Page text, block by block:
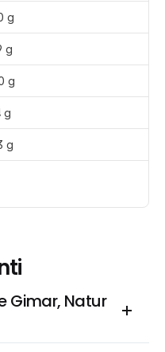
g
g
g
g
g
Gimar, Natur